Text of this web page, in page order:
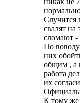
Случится
свалят на
сломают -
По воводу
них
общим , а
работа
их
К тому же